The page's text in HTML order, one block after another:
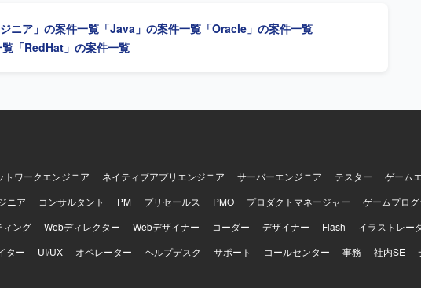
本当に改善されたかに価値を置ける方を求めています。属人的な対応を
や自動化を優先して考えられる仕組み化が得意な方、顧客や現場担当者
以上運用されている大規模システムの既存仕様を正確に読み解きながら
AWS、データベースにOracleDBを利用した環境です。
ニア」の案件一覧 「Java」の案件一覧 「Oracle」の案件一覧
覧 「RedHat」の案件一覧
トワークエンジニア ネイティブアプリエンジニア サーバーエンジニア テスター ゲーム
ニア コンサルタント PM プリセールス PMO プロダクトマネージャー ゲームプロ
ィング Webディレクター Webデザイナー コーダー デザイナー Flash イラストレー
ター UI/UX オペレーター ヘルプデスク サポート コールセンター 事務 社内SE